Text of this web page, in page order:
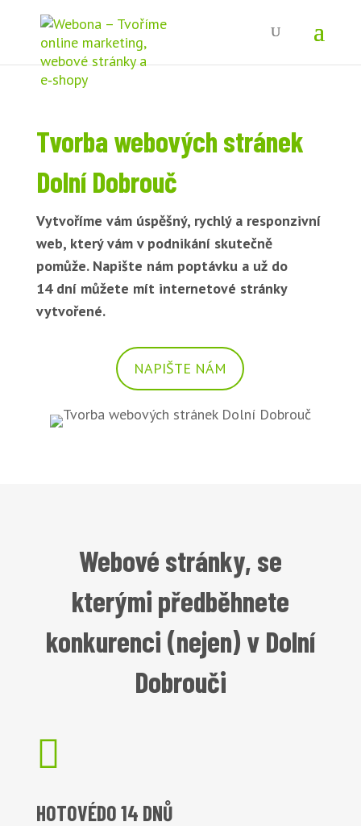
Tvorba webových stránek
Dolní Dobrouč
Vytvoříme vám úspěšný, rychlý a responzivní
web, který vám v podnikání skutečně
pomůže. Napište nám poptávku a už do
14 dní můžete mít internetové stránky
vytvořené.
NAPIŠTE NÁM
Webové stránky, se
kterými předběhnete
konkurenci (nejen) v Dolní
Dobrouči

HOTOVÉDO 14 DNŮ